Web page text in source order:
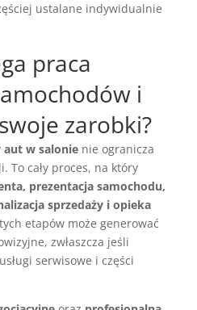
ustalane indywidualnie
praca
i
zarobki?
aut w salonie nie ogranicza
To cały proces, na który
prezentacja samochodu,
sprzedaży i opieka
etapów może generować
zwłaszcza jeśli
serwisowe i części